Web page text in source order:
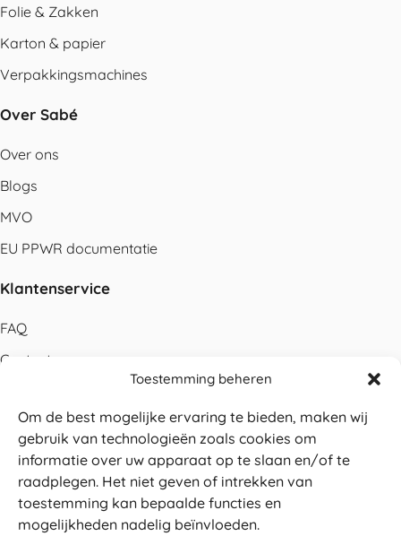
Toestemming beheren
Om de best mogelijke ervaring te bieden, maken wij
gebruik van technologieën zoals cookies om
informatie over uw apparaat op te slaan en/of te
raadplegen. Het niet geven of intrekken van
toestemming kan bepaalde functies en
mogelijkheden nadelig beïnvloeden.
Folie & Zakken
Karton & papier
Verpakkingsmachines
Over Sabé
Over ons
Blogs
MVO
EU PPWR documentatie
Klantenservice
FAQ
Contact
Betalen
Levering
Retouren
Service en garantie